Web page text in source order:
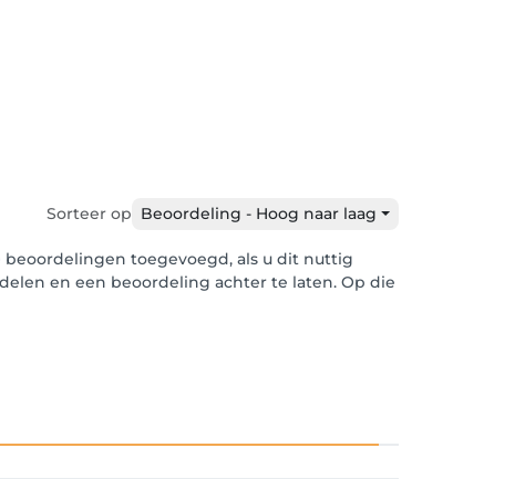
Sorteer op Beoordeling - Hoog naar laag
toegevoegd, als u dit nuttig
en een beoordeling achter te laten. Op die